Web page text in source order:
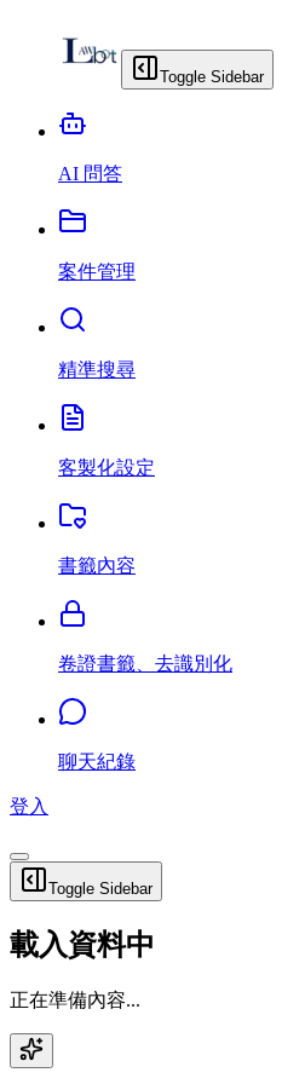
Toggle Sidebar
AI 問答
案件管理
精準搜尋
客製化設定
書籤內容
卷證書籤、去識別化
聊天紀錄
登入
Toggle Sidebar
載入資料中
正在準備內容...